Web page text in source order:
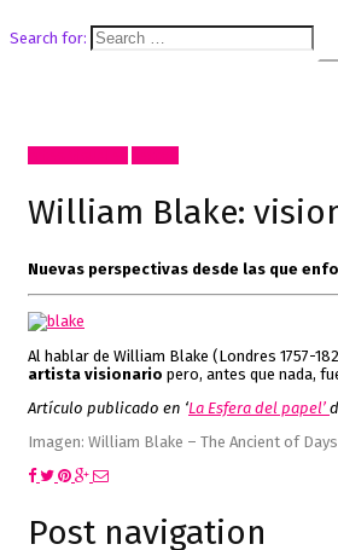
Search for:
William Blake:
Nuevas perspectivas desde las que
Al hablar de William Blake (Londres 1757-
artista visionario pero, antes que nada,
Artículo publicado en ‘La Esfera del papel’
Imagen: William Blake – The Ancient of
Post navigation